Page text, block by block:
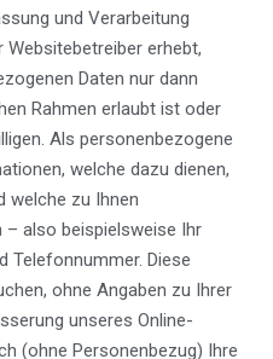
und Verarbeitung
Websitebetreiber erhebt,
Daten nur dann
Rahmen erlaubt ist oder
Als personenbezogene
welche dazu dienen,
welche zu Ihnen
also beispielsweise Ihr
Telefonnummer. Diese
ohne Angaben zu Ihrer
unseres Online-
(ohne Personenbezug) Ihre